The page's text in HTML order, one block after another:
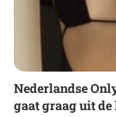
Nederlandse
gaat graag uit